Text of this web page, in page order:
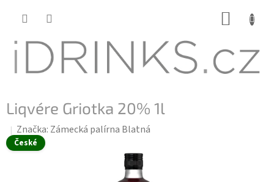
Liqvére Griotka 20% 1l
České
Značka: Zámecká palírna Blatná